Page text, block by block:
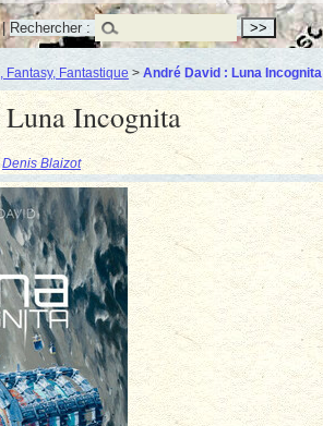
Rechercher :
Fantasy, Fantastique > André David : Luna Incognita
Incognita
Denis Blaizot